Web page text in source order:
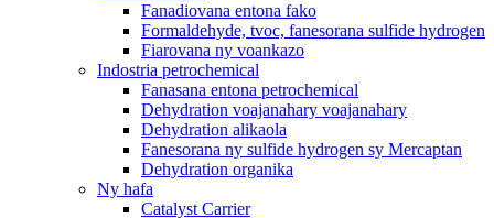
Fanadiovana entona fako
Formaldehyde, tvoc, fanesorana sulfide hydrogen
Fiarovana ny voankazo
Indostria petrochemical
Fanasana entona petrochemical
Dehydration voajanahary voajanahary
Dehydration alikaola
Fanesorana ny sulfide hydrogen sy Mercaptan
Dehydration organika
Ny hafa
Catalyst Carrier